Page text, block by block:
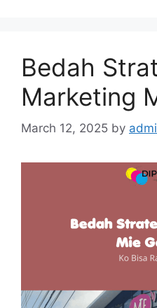
Bedah
Marketing
March 12, 2025 by